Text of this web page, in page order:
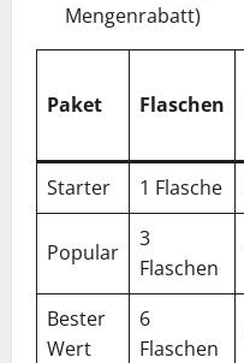
Mengenrabatt)
Paket Flaschen
Starter 1 Flasche
Popular
3
Flaschen
Bester
Wert
6
Flaschen